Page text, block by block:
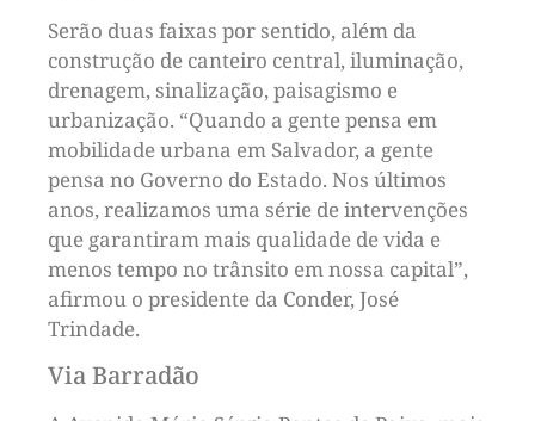
Serão duas faixas por sentido, além da
construção de canteiro central, iluminação,
drenagem, sinalização, paisagismo e
urbanização. “Quando a gente pensa em
mobilidade urbana em Salvador, a gente
pensa no Governo do Estado. Nos últimos
anos, realizamos uma série de intervenções
que garantiram mais qualidade de vida e
menos tempo no trânsito em nossa capital”,
afirmou o presidente da Conder, José
Trindade.
Via Barradão